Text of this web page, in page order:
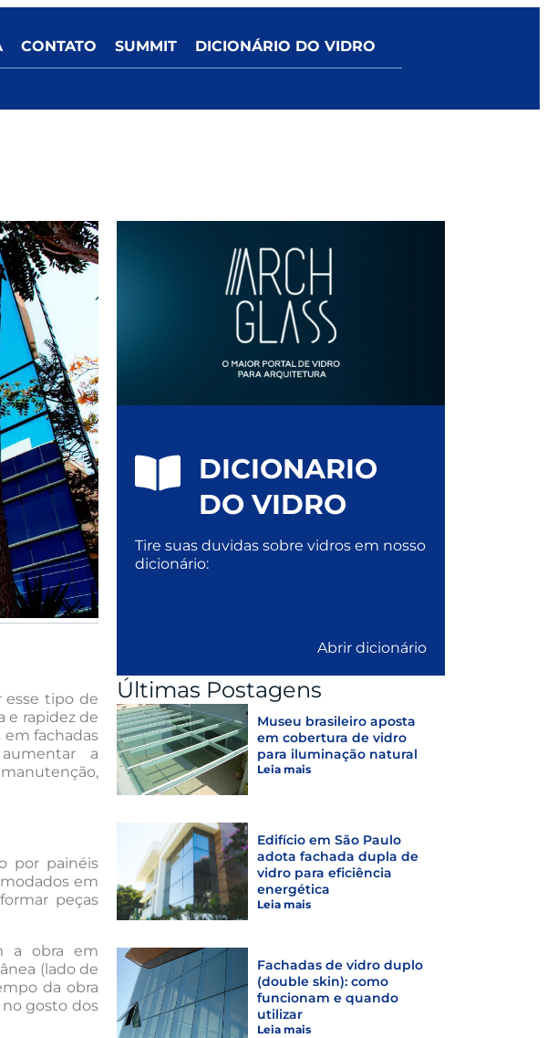
CONTATO SUMMIT DICIONÁRIO DO VIDRO
esse tipo de
e rapidez de
em fachadas
a
por painéis
em
peças
a obra em
(lado de
da obra
gosto dos
DICIONARIO
DO VIDRO
Tire suas duvidas sobre vidros em nosso
dicionário:
Abrir dicionário
Últimas Postagens
Museu brasileiro aposta
em cobertura de vidro
para iluminação natural
Leia mais
Edifício em São Paulo
adota fachada dupla de
vidro para eficiência
energética
Leia mais
Fachadas de vidro duplo
(double skin): como
funcionam e quando
utilizar
Leia mais